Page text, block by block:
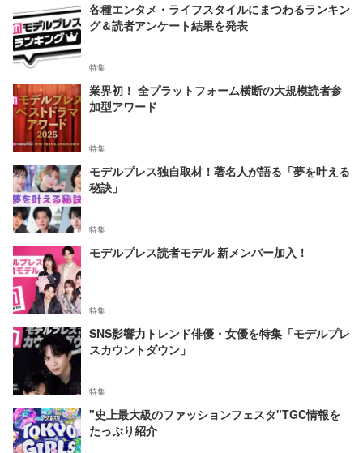
各種エンタメ・ライフスタイルにまつわるランキン
グ＆読者アンケート結果を発表
特集
業界初！ 全プラットフォーム横断の大規模読者参
加型アワード
特集
モデルプレス独自取材！著名人が語る「夢を叶える
秘訣」
特集
モデルプレス読者モデル 新メンバー加入！
特集
SNS影響力トレンド俳優・女優を特集「モデルプレ
スカウントダウン」
特集
"史上最大級のファッションフェスタ"TGC情報を
たっぷり紹介